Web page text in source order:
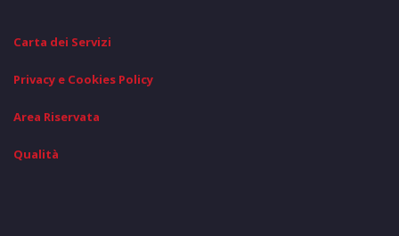
Carta dei Servizi
Privacy e Cookies Policy
Area Riservata
Qualità